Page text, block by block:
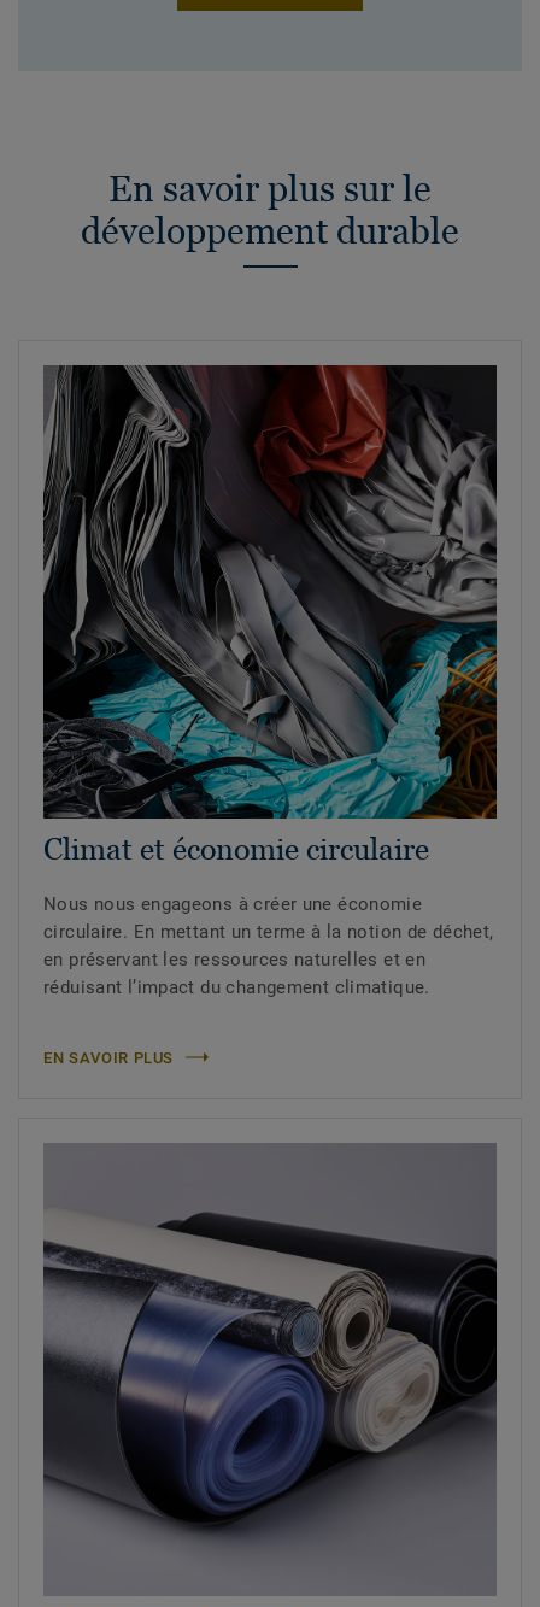
En savoir plus sur le
développement durable
Climat et économie circulaire
Nous nous engageons à créer une économie
circulaire. En mettant un terme à la notion de déchet,
en préservant les ressources naturelles et en
réduisant l’impact du changement climatique.
EN SAVOIR PLUS